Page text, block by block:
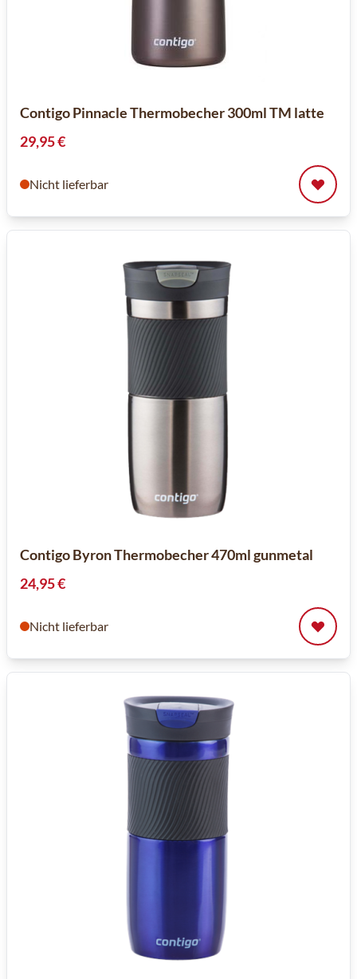
Contigo Pinnacle Thermobecher 300ml TM latte
29,95 €
Nicht lieferbar
Contigo Byron Thermobecher 470ml gunmetal
24,95 €
Nicht lieferbar